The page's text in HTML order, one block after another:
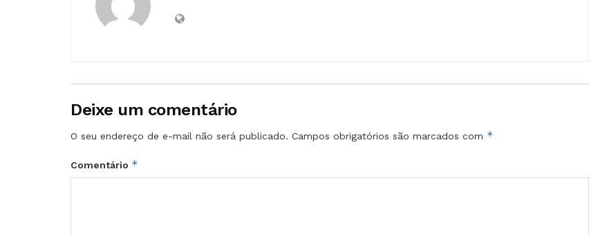
Deixe um comentário
O seu endereço de e-mail não será publicado. Campos obrigatórios são marcados com *
Comentário *